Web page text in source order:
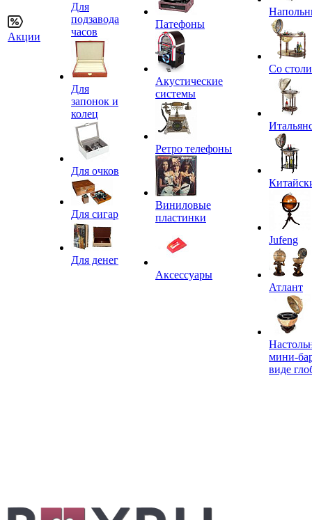
Акции
Для
подзавода
часов
Для
запонок и
колец
Для очков
Для сигар
Для денег
Патефоны
Акустические
системы
Ретро телефоны
Виниловые
пластинки
Аксессуары
Со
Jufeng
Атлант
мини-
виде